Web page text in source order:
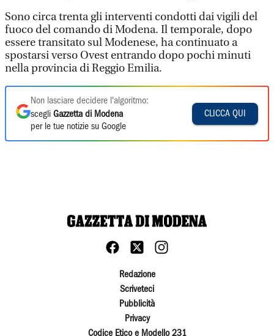
Sono circa trenta gli interventi condotti dai vigili del
fuoco del comando di Modena. Il temporale, dopo
essere transitato sul Modenese, ha continuato a
spostarsi verso Ovest entrando dopo pochi minuti
nella provincia di Reggio Emilia.
Non lasciare decidere l'algoritmo:
scegli Gazzetta di Modena
per le tue notizie su Google
CLICCA QUI
Redazione
Scriveteci
Pubblicità
Privacy
Codice Etico e Modello 231